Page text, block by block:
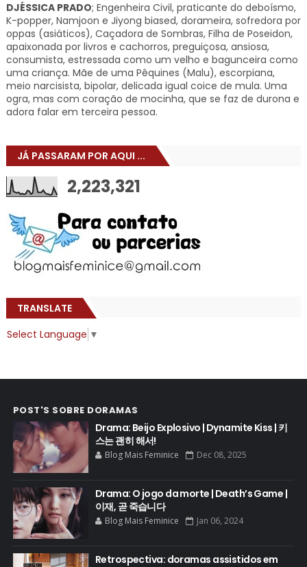
DJÉSSICA PRADO; Engenheira Civil, praticante do deboísmo,
K-popper, Namjoon e Jiyong biased, dorameira, sofredora por
oppas (asiáticos), Caçadora de Sombras, Filha de Poseidon,
apaixonada por livros e cachorros, preguiçosa, ansiosa,
consumista, estressada como um velho e bagunceira como
uma criança. Mãe de uma Pêquines (Malu), escorpiana,
meio narcisista, bipolar, delicada igual coice de mula. Uma
ogra, mas com coração de mocinha, que se faz de durona e
adora falar em terceira pessoa.
JÁ PASSARAM POR AQUI ...
2,223,321
TRANSLATE
Select Language ▼
POST'S SOBRE DORAMAS
Drama: Beijo Explosivo | Dynamite Kiss | 키
스는 괜히 해서!
Blog Mais Feminice Dec 08, 2025
Drama: O jogo da morte | Death’s Game |
이재, 곧 죽습니다
Blog Mais Feminice Jan 06, 2024
Retrospectiva: doramas assistidos em